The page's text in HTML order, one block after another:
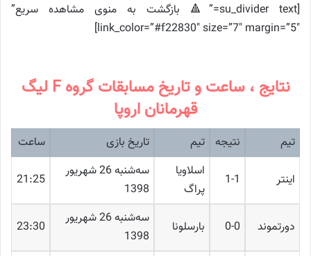
[su_divider text=”🔺 بازگشت به منوی مشاهده سریع”
link_color=”#f22830″ size=”7″ margin=”5″]
نتایج ، ساعت و تاریخ مسابقات گروه F لیگ
قهرمانان اروپا
تیم نتیجه تیم تاریخ بازی ساعت
اینتر 1-1
اسلاویا
پراگ
ﺳﻪشنبه 26 شهریور
1398
21:25
دورتموند 0-0 بارسلونا
ﺳﻪشنبه 26 شهریور
1398
23:30